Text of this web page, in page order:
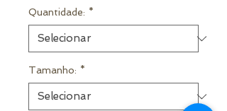
Quantidade: *
Tamanho: *